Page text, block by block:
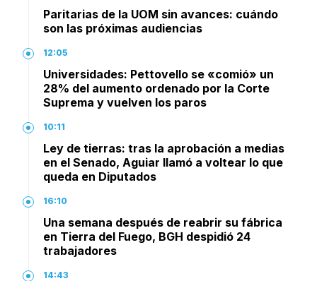
Paritarias de la UOM sin avances: cuándo
son las próximas audiencias
12:05
Universidades: Pettovello se «comió» un
28% del aumento ordenado por la Corte
Suprema y vuelven los paros
10:11
Ley de tierras: tras la aprobación a medias
en el Senado, Aguiar llamó a voltear lo que
queda en Diputados
16:10
Una semana después de reabrir su fábrica
en Tierra del Fuego, BGH despidió 24
trabajadores
14:43